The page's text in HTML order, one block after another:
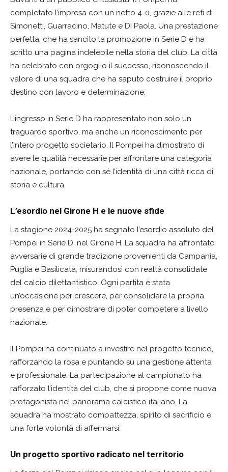
completato l’impresa con un netto 4-0, grazie alle reti di
Simonetti, Guarracino, Matute e Di Paola. Una prestazione
perfetta, che ha sancito la promozione in Serie D e ha
scritto una pagina indelebile nella storia del club. La città
ha celebrato con orgoglio il successo, riconoscendo il
valore di una squadra che ha saputo costruire il proprio
destino con lavoro e determinazione.
L’ingresso in Serie D ha rappresentato non solo un
traguardo sportivo, ma anche un riconoscimento per
l’intero progetto societario. Il Pompei ha dimostrato di
avere le qualità necessarie per affrontare una categoria
nazionale, portando con sé l’identità di una città ricca di
storia e cultura.
L’esordio nel Girone H e le nuove sfide
La stagione 2024-2025 ha segnato l’esordio assoluto del
Pompei in Serie D, nel Girone H. La squadra ha affrontato
avversarie di grande tradizione provenienti da Campania,
Puglia e Basilicata, misurandosi con realtà consolidate
del calcio dilettantistico. Ogni partita è stata
un’occasione per crescere, per consolidare la propria
presenza e per dimostrare di poter competere a livello
nazionale.
Il Pompei ha continuato a investire nel progetto tecnico,
rafforzando la rosa e puntando su una gestione attenta
e professionale. La partecipazione al campionato ha
rafforzato l’identità del club, che si propone come nuova
protagonista nel panorama calcistico italiano. La
squadra ha mostrato compattezza, spirito di sacrificio e
una forte volontà di affermarsi.
Un progetto sportivo radicato nel territorio